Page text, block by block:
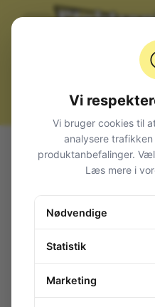
Alle produkter
Radio/TV IC
Triple 65
130-907 / LM2419T
Vi
Vi bruger cookies til
analysere
produktanbefalinger.
Læs mere i
Nødvendige
Statistik
Marketing